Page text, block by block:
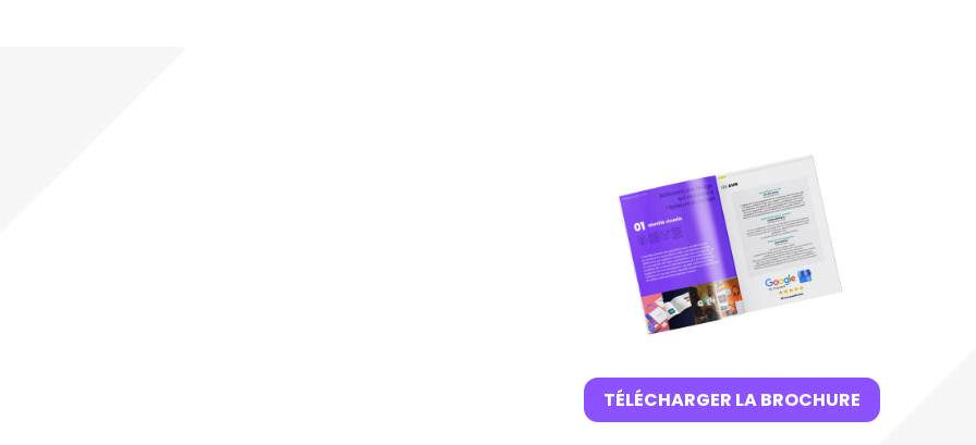
TÉLÉCHARGER LA BROCHURE